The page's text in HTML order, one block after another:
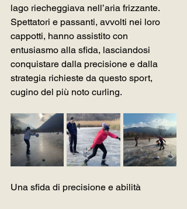
lago riecheggiava nell’aria frizzante.
Spettatori e passanti, avvolti nei loro
cappotti, hanno assistito con
entusiasmo alla sfida, lasciandosi
conquistare dalla precisione e dalla
strategia richieste da questo sport,
cugino del più noto curling.
Una sfida di precisione e abilità